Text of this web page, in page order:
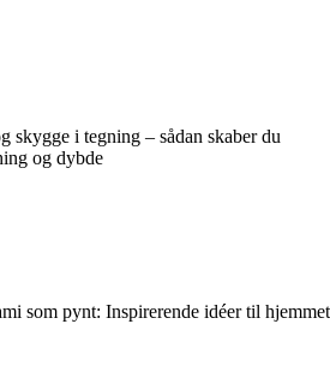
skygge i tegning – sådan skaber du
og dybde
som pynt: Inspirerende idéer til hjemmet